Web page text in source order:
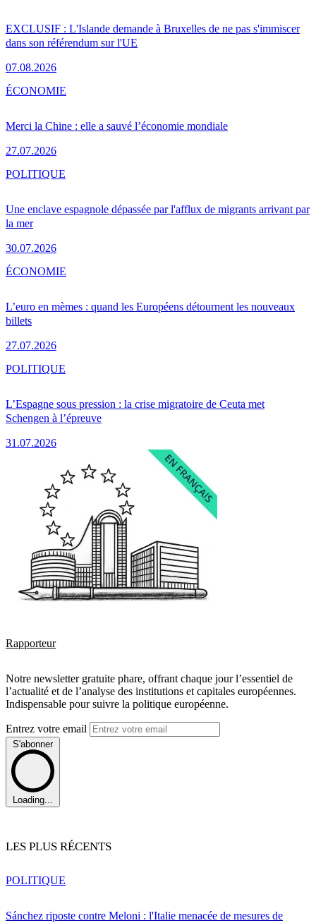
EXCLUSIF : L'Islande demande à Bruxelles de ne pas s'immiscer
dans son référendum sur l'UE
07.08.2026
Merci la Chine : elle a sauvé l’économie mondiale
27.07.2026
ÉCONOMIE
Une enclave espagnole dépassée par l'afflux de migrants arrivant par
la mer
30.07.2026
POLITIQUE
L’euro en mèmes : quand les Européens détournent les nouveaux
billets
27.07.2026
ÉCONOMIE
L’Espagne sous pression : la crise migratoire de Ceuta met
Schengen à l’épreuve
31.07.2026
POLITIQUE
Rapporteur
Notre newsletter gratuite phare, offrant chaque jour l’essentiel de
l’actualité et de l’analyse des institutions et capitales européennes.
Indispensable pour suivre la politique européenne.
Entrez votre email
S'abonner
Loading...
LES PLUS RÉCENTS
Sánchez riposte contre Meloni : l'Italie menacée de mesures de
POLITIQUE